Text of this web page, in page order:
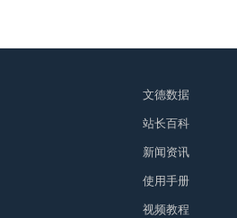
文德数据
站长百科
新闻资讯
使用手册
视频教程